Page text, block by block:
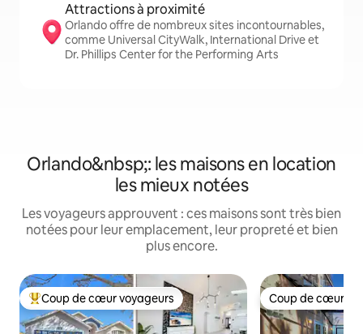
Attractions à proximité
Orlando offre de nombreux sites incontournables,
comme Universal CityWalk, International Drive et
Dr. Phillips Center for the Performing Arts
Orlando&nbsp;: les maisons en location
les mieux notées
Les voyageurs approuvent : ces maisons sont très bien
notées pour leur emplacement, leur propreté et bien
plus encore.
Coups de cœur voyageurs les plus appréciés
Coup de cœur voyageurs Coup de cœur
Coup de cœur